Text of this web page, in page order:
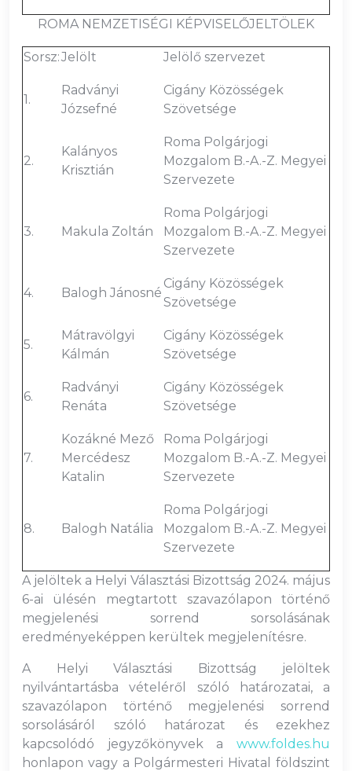
ROMA NEMZETISÉGI KÉPVISELŐJELTÖLEK
Sorsz:Jelölt Jelölő szervezet
1.
Radványi
Józsefné
Cigány Közösségek
Szövetsége
2.
Kalányos
Krisztián
Roma Polgárjogi
Mozgalom B.-A.-Z. Megyei
Szervezete
3. Makula Zoltán
Roma Polgárjogi
Mozgalom B.-A.-Z. Megyei
Szervezete
4. Balogh Jánosné
Cigány Közösségek
Szövetsége
5.
Mátravölgyi
Kálmán
Cigány Közösségek
Szövetsége
6.
Radványi
Renáta
Cigány Közösségek
Szövetsége
7.
Kozákné Mező
Mercédesz
Katalin
Roma Polgárjogi
Mozgalom B.-A.-Z. Megyei
Szervezete
8. Balogh Natália
Roma Polgárjogi
Mozgalom B.-A.-Z. Megyei
Szervezete
A jelöltek a Helyi Választási Bizottság 2024. május
6-ai ülésén megtartott szavazólapon történő
megjelenési sorrend sorsolásának
eredményeképpen kerültek megjelenítésre.
A Helyi Választási Bizottság jelöltek
nyilvántartásba vételéről szóló határozatai, a
szavazólapon történő megjelenési sorrend
sorsolásáról szóló határozat és ezekhez
kapcsolódó jegyzőkönyvek a www.foldes.hu
honlapon vagy a Polgármesteri Hivatal földszint